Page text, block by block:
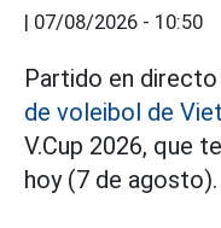
| 07/08/2026 - 10:50
Partido en
de voleibol de
V.Cup 2026, que
hoy (7 de agosto).